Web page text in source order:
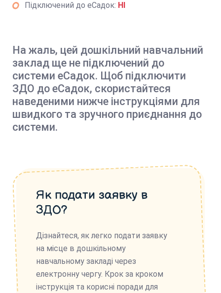
Підключений до еСадок: НІ
На жаль, цей дошкільний навчальний
заклад ще не підключений до
системи еСадок. Щоб підключити
ЗДО до еСадок, скористайтеся
наведеними нижче інструкціями для
швидкого та зручного приєднання до
системи.
Як подати заявку в
ЗДО?
Дізнайтеся, як легко подати заявку
на місце в дошкільному
навчальному закладі через
електронну чергу. Крок за кроком
інструкція та корисні поради для